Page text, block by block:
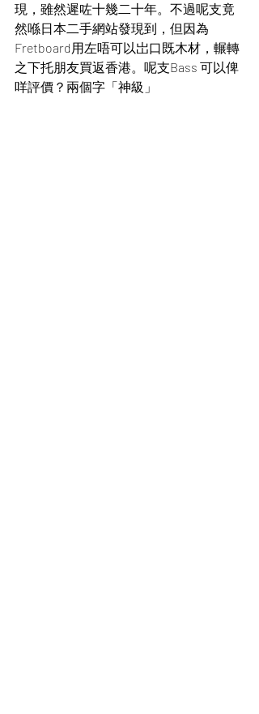
現，雖然遲咗十幾二十年。不過呢支竟
然喺日本二手網站發現到，但因為
Fretboard用左唔可以岀口既木材，輾轉
之下托朋友買返香港。呢支Bass 可以俾
咩評價？兩個字「神級」